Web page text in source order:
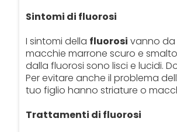
Sintomi di fluorosi
I sintomi della fluorosi vanno da
macchie marrone scuro e
dalla fluorosi sono lisci e lucidi.
Per evitare anche il problema
tuo figlio hanno striature o
Trattamenti di fluorosi